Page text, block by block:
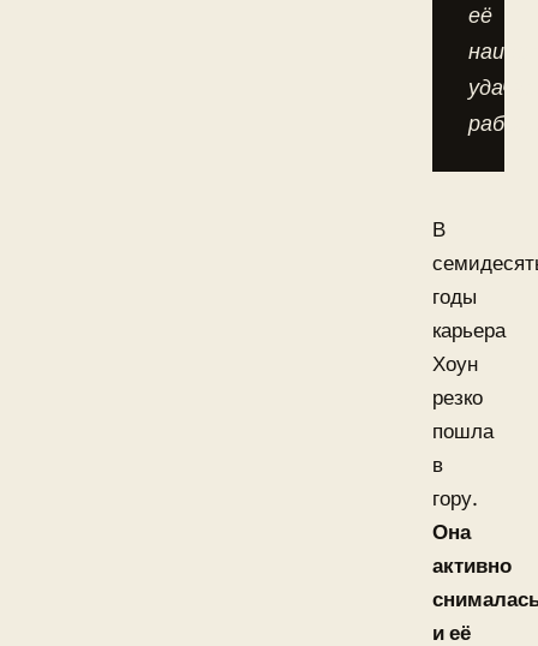
её
В
годы
карьера
Хоун
резко
пошла
в
гору.
Она
активно
и её